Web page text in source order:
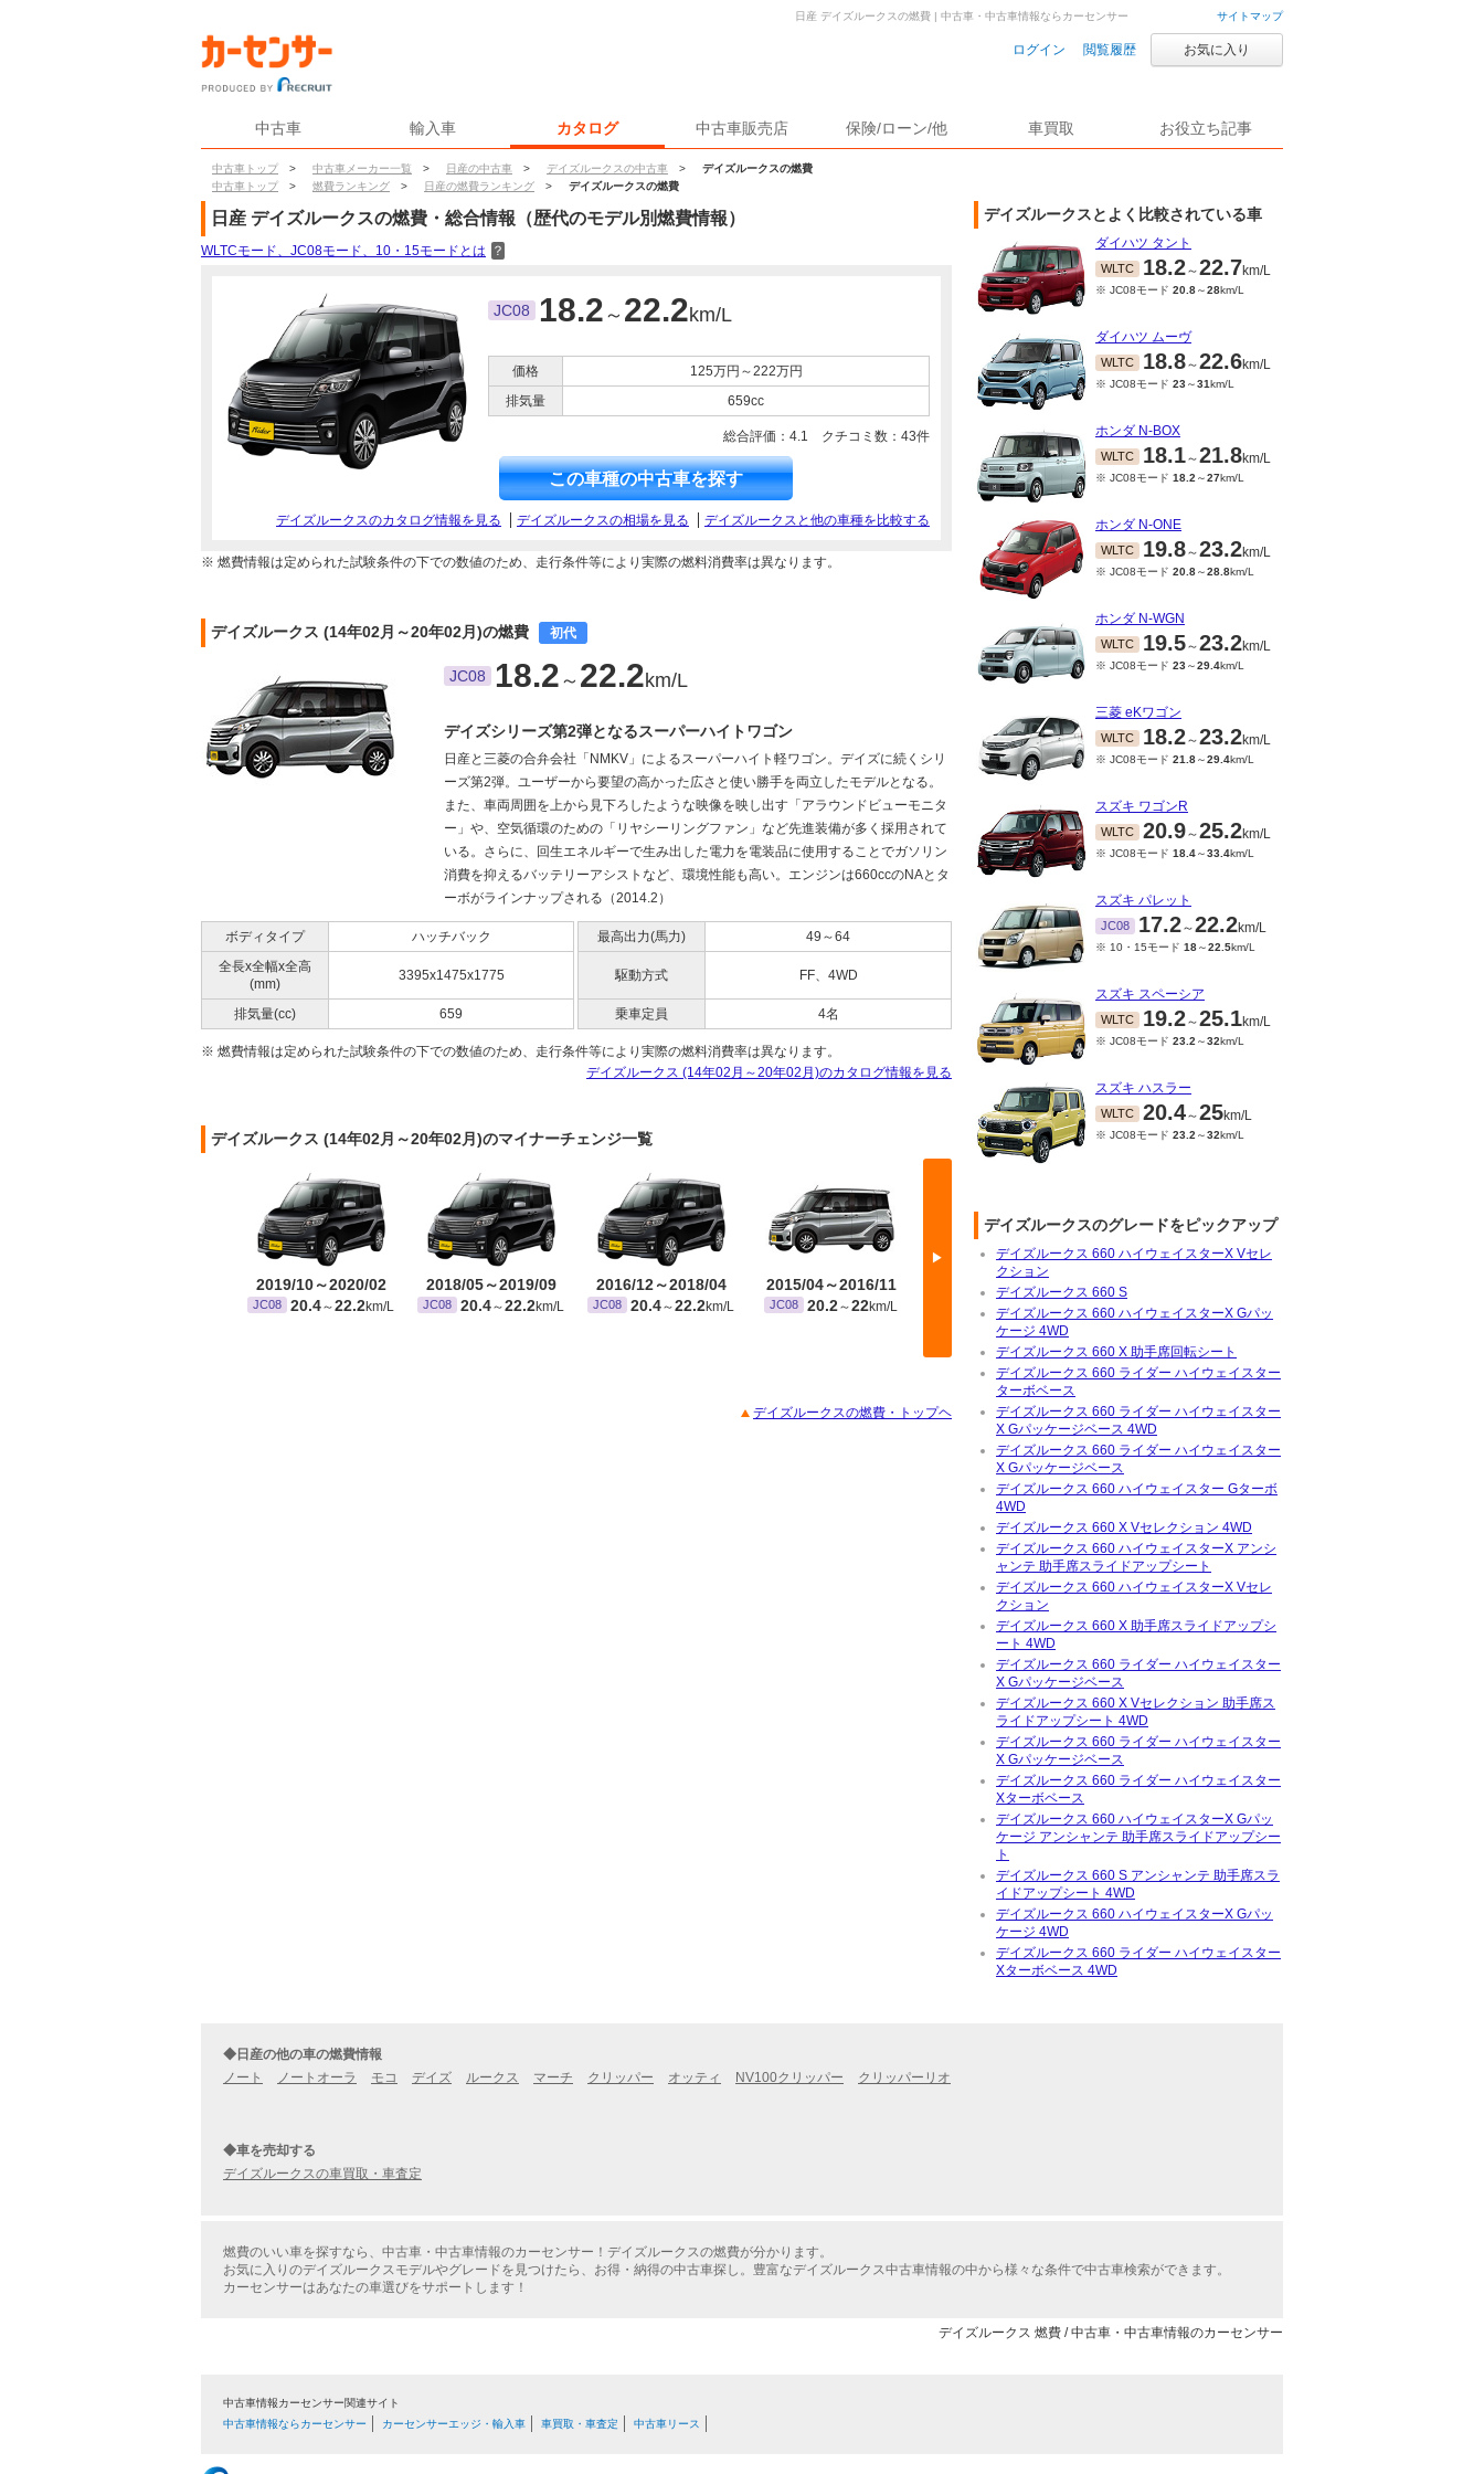
サイトマップ
ログイン 閲覧履歴 お気に入り
中古車 輸入車 カタログ 中古車販売店 保険/ローン/他 車買取 お役立ち記事
中古車トップ > 中古車メーカー一覧 > 日産の中古車 > デイズルークスの中古車 >
デイズルークスの燃費
中古車トップ
> 燃費ランキング > 日産の燃費ランキング > デイズルークスの燃費
日産 デイズルークスの燃費 | 中古車・中古車情報ならカーセンサー
日産 デイズルークスの燃費・総合情報（歴代のモデル別燃費情報）
WLTCモード、JC08モード、10・15モードとは ？
JC08 18.2 ～ 22.2km/L
価格
125万円～222万円
排気量
659cc
総合評価： 4.1 クチコミ数： 43件
この車種の中古車を探す
デイズルークスのカタログ情報を見る デイズルークスの相場を見る デイズルークスと他の車種を比較する
※ 燃費情報は定められた試験条件の下での数値のため、走行条件等により実際の燃料消費率は異なります。
デイズルークス (14年02月～20年02月)の燃費 初代
JC08 18.2 ～ 22.2km/L
デイズシリーズ第2弾となるスーパーハイトワゴン
日産と三菱の合弁会社「NMKV」によるスーパーハイト軽ワゴン。デイズに続くシリ
ーズ第2弾。ユーザーから要望の高かった広さと使い勝手を両立したモデルとなる。
また、車両周囲を上から見下ろしたような映像を映し出す「アラウンドビューモニタ
ー」や、空気循環のための「リヤシーリングファン」など先進装備が多く採用されて
いる。さらに、回生エネルギーで生み出した電力を電装品に使用することでガソリン
消費を抑えるバッテリーアシストなど、環境性能も高い。エンジンは660ccのNAとタ
ーボがラインナップされる（2014.2）
ボディタイプ ハッチバック 最高出力(馬力)
49～64
全長x全幅x全高
(mm)
3395x1475x1775 駆動方式 FF、4WD
排気量(cc) 659 乗車定員 4名
※ 燃費情報は定められた試験条件の下での数値のため、走行条件等により実際の燃料消費率は異なります。
デイズルークス (14年02月～20年02月)のカタログ情報を見る
デイズルークス (14年02月～20年02月)のマイナーチェンジ一覧
▶
2019/10～2020/02
JC08 20.4～22.2km/L
2018/05～2019/09
JC08 20.4～22.2km/L
2016/12～2018/04
JC08 20.4～22.2km/L
2015/04～2016/11
JC08 20.2～22km/L
2014/12～2015/03
18.2 ～22 km/L
2014/04～2014/11
18.2 ～ 22 km/L
デイズルークスの燃費・トップヘ
デイズルークスとよく比較されている車
ダイハツ タント
WLTC 18.2～22.7km/L
※ JC08モード 20.8～28km/L
ダイハツ ムーヴ
WLTC 18.8～22.6km/L
※ JC08モード 23～31km/L
ホンダ N-BOX
WLTC 18.1～21.8km/L
※ JC08モード 18.2 ～27km/L
ホンダ N-ONE
WLTC 19.8～23.2km/L
※ JC08モード 20.8～28.8km/L
ホンダ N-WGN
WLTC 19.5～23.2km/L
※ JC08モード 23～29.4km/L
三菱 eKワゴン
WLTC 18.2～23.2km/L
※ JC08モード 21.8～29.4km/L
スズキ ワゴンR
WLTC 20.9～25.2km/L
※ JC08モード 18.4～33.4km/L
スズキ パレット
JC08 17.2～22.2km/L
※ 10・15モード 18～22.5km/L
スズキ スペーシア
WLTC 19.2～25.1km/L
※ JC08モード 23.2 ～32km/L
スズキ ハスラー
WLTC 20.4～25km/L
※ JC08モード 23.2 ～32km/L
デイズルークスのグレードをピックアップ
デイズルークス 660 ハイウェイスターX Vセレ
クション
デイズルークス 660 S
デイズルークス 660 ハイウェイスターX Gパッ
ケージ 4WD
デイズルークス 660 X 助手席回転シート
デイズルークス 660 ライダー ハイウェイスター
ターボベース
デイズルークス 660 ライダー ハイウェイスター
X Gパッケージベース 4WD
デイズルークス 660 ライダー ハイウェイスター
X Gパッケージベース
デイズルークス 660 ハイウェイスター Gターボ
4WD
デイズルークス 660 X Vセレクション 4WD
デイズルークス 660 ハイウェイスターX アンシ
ャンテ 助手席スライドアップシート
デイズルークス 660 ハイウェイスターX Vセレ
クション
デイズルークス 660 X 助手席スライドアップシ
ート 4WD
デイズルークス 660 ライダー ハイウェイスター
X Gパッケージベース
デイズルークス 660 X Vセレクション 助手席ス
ライドアップシート 4WD
デイズルークス 660 ライダー ハイウェイスター
X Gパッケージベース
デイズルークス 660 ライダー ハイウェイスター
Xターボベース
デイズルークス 660 ハイウェイスターX Gパッ
ケージ アンシャンテ 助手席スライドアップシー
ト
デイズルークス 660 S アンシャンテ 助手席スラ
イドアップシート 4WD
デイズルークス 660 ハイウェイスターX Gパッ
ケージ 4WD
デイズルークス 660 ライダー ハイウェイスター
Xターボベース 4WD
◆日産の他の車の燃費情報
ノート
ノートオーラ モコ デイズ ルークス マーチ クリッパー オッティ NV100クリッパー クリッパーリオ
◆車を売却する
デイズルークスの車買取・車査定
燃費のいい車を探すなら、中古車・中古車情報のカーセンサー！デイズルークスの燃費が分かります。
お気に入りのデイズルークスモデルやグレードを見つけたら、お得・納得の中古車探し。豊富なデイズルークス中古車情報の中から様々な条件で中古車検索ができます。
カーセンサーはあなたの車選びをサポートします！
デイズルークス 燃費 / 中古車・中古車情報のカーセンサー
中古車情報カーセンサー関連サイト
中古車情報ならカーセンサー
カーセンサーエッジ・輸入車 車買取・車査定 中古車リース